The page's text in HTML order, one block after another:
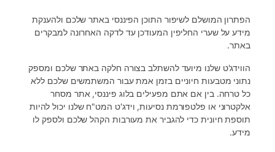
הפתרון המושלם לשיפור התוכן הפיננסי באתר שלכם ולהענקת
מידע על שערי החליפין המעודכן עד לדקה האחרונה למבקרים
באתר.
הווידג'ט שלנו מיועד להשתלב בצורה חלקה באתר שלכם ומספק
נתוני מטבעות חיוניים בזמן אמת עבור המשתמשים שלכם ללא
כל טרחה. בין אם אתם מפעילים בלוג פיננסי, אתר מסחר
אלקטרוני או פלטפורמת נסיעות, וידג'ט המט"ח שלנו יכול להיות
תוספת חיונית כדי להגביר את מעורבות הקהל שלכם ולספק לו
מידע.